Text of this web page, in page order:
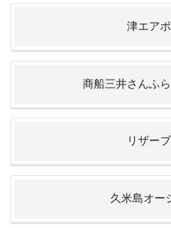
津エア
商船三井さんふ
リザー
久米島オー